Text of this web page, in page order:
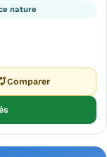
nature
Comparer